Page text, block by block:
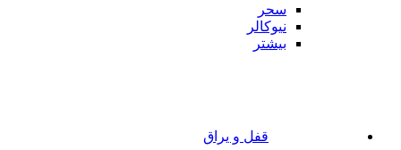
سحر
نیوکالر
بیشتر
قفل و یراق